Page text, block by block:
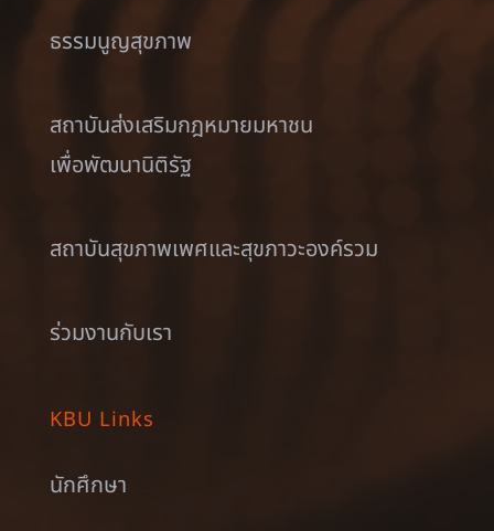
ธรรมนูญสุขภาพ
สถาบันส่งเสริมกฎหมายมหาชน
เพื่อพัฒนานิติรัฐ
สถาบันสุขภาพเพศและสุขภาวะองค์รวม
ร่วมงานกับเรา
KBU Links
นักศึกษา